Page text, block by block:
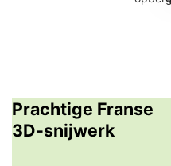
Prachtige Franse
3D-snijwerk